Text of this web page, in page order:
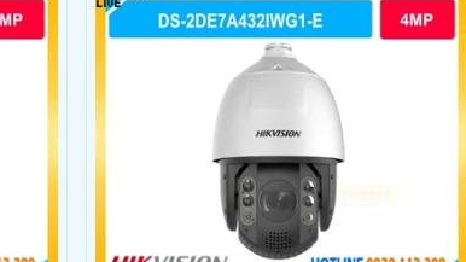
thanh 2 chiều với micro kép và loa tích hợp.